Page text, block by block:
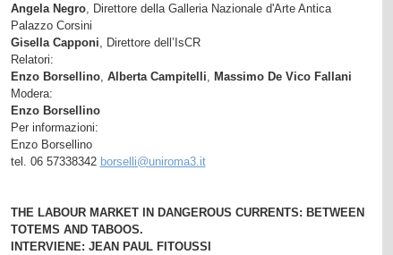
Angela Negro, Direttore della Galleria Nazionale d'Arte Antica
Palazzo Corsini
Gisella Capponi , Direttore dell’IsCR
Relatori:
Enzo Borsellino, Alberta Campitelli Massimo De Vico Fallani
Modera:
Enzo Borsellino
Per informazioni:
Enzo Borsellino
tel. 06 57338342 borselli@uniroma3.it
THE LABOUR MARKET IN DANGEROUS CURRENTS: BETWEEN
TOTEMS AND TABOOS.
INTERVIENE: JEAN PAUL FITOUSSI